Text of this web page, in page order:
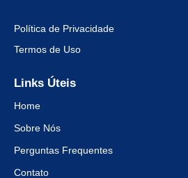
Política de Privacidade
Termos de Uso
Links Úteis
Home
Sobre Nós
Perguntas Frequentes
Contato